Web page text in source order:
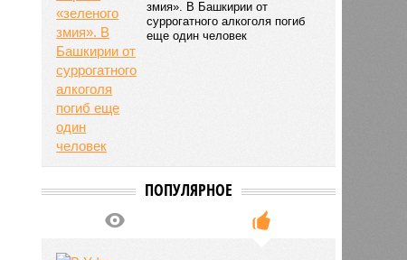
змия». В Башкирии от
суррогатного алкоголя погиб
еще один человек
ПОПУЛЯРНОЕ